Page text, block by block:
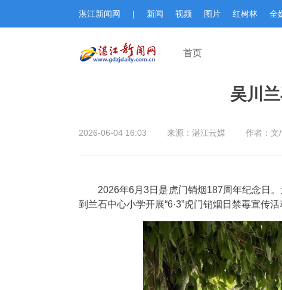
湛江新闻网 | 新闻 视频 图片 红树林 全
首页
吴川
2026-06-04 16:03 来源：湛江云媒 作者：文
2026年6月3日是虎门销烟187周年纪念日
到兰石中心小学开展“6·3”虎门销烟日禁毒宣传活